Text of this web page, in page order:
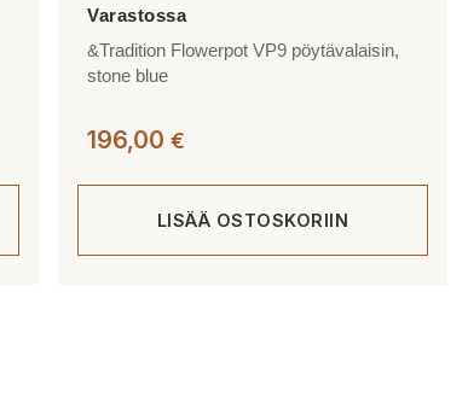
&Tradition Flowerpot VP9 pöytävalaisin,
stone blue
196,00 €
LISÄÄ OSTOSKORIIN